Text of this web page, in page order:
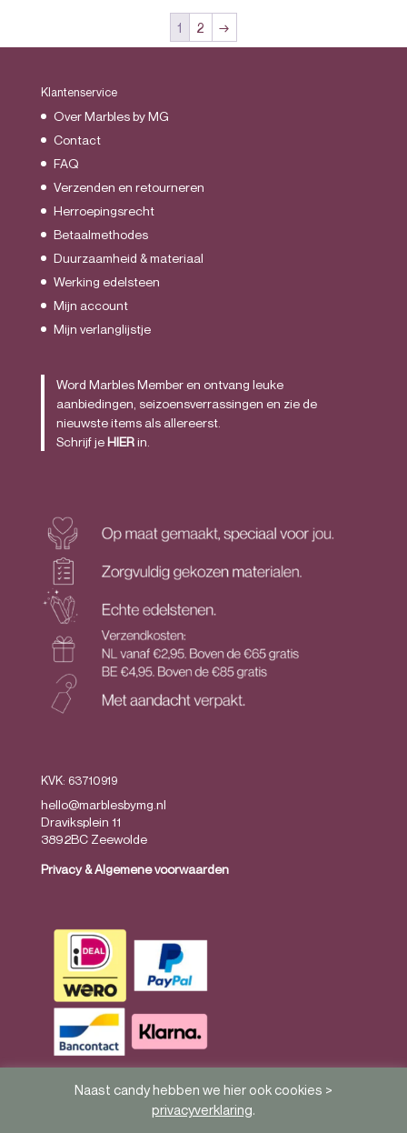
1 2 →
Klantenservice
Over Marbles by MG
Contact
FAQ
Verzenden en retourneren
Herroepingsrecht
Betaalmethodes
Duurzaamheid & materiaal
Werking edelsteen
Mijn account
Mijn verlanglijstje
Word Marbles Member en ontvang leuke
aanbiedingen, seizoensverrassingen en zie de
nieuwste items als allereerst.
Schrijf jeHIERin.
KVK: 63710919
hello@marblesbymg.nl
Draviksplein 11
3892BC Zeewolde
Privacy&Algemene voorwaarden
Naast candy hebben we hier ook cookies >
privacyverklaring.